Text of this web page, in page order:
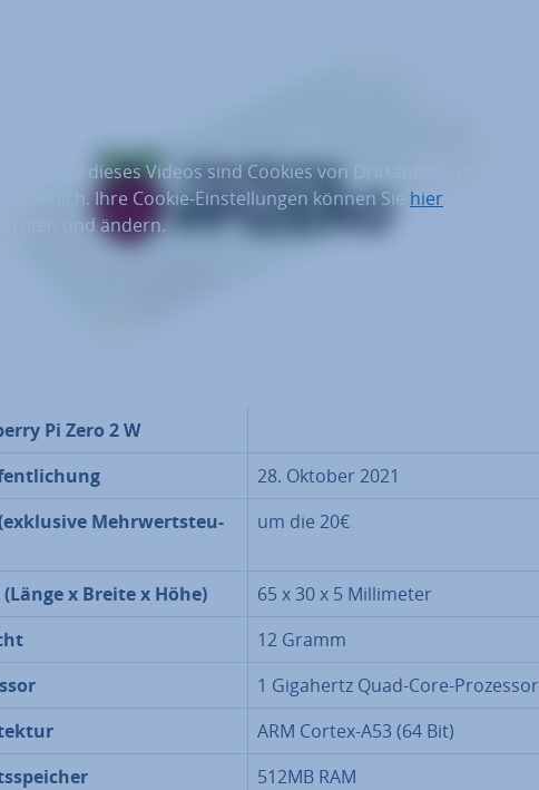
Anzeige dieses Videos sind Cookies von Drittanbietern
Ihre Cookie-Einstellungen können Sie hier
und ändern.
Pi Zero 2 W
28. Oktober 2021
Mehr­wert­steu­
um die 20€
x Breite x Höhe)
65 x 30 x 5 Mil­li­me­ter
12 Gramm
1 Gigahertz Quad-Core-Prozessor
ARM Cortex-A53 (64 Bit)
512MB RAM